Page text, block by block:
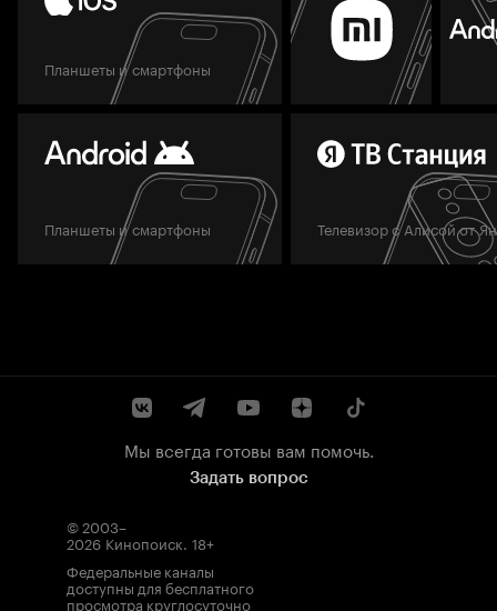
Планшеты и смартфоны
Планшеты и смартфоны Телевизор с Алисой от
Мы всегда готовы вам помочь.
Задать вопрос
© 2003–
2026 Кинопоиск. 18+
Федеральные каналы
доступны для бесплатного
просмотра круглосуточно